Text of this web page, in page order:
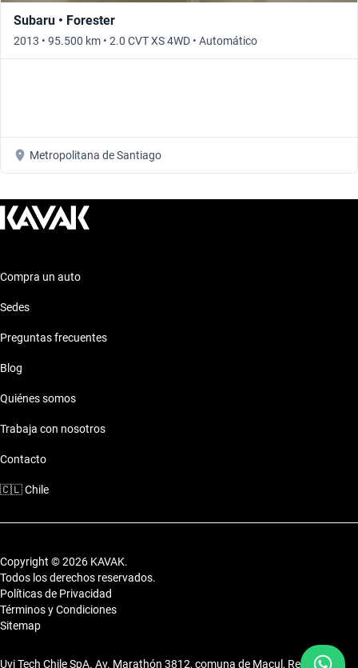
Subaru • Forester
2013 • 95.500 km • 2.0 CVT XS 4WD • Automático
Metropolitana de Santiago
Compra un auto
Sedes
Preguntas frecuentes
Blog
Quiénes somos
Trabaja con nosotros
Contacto
🇨🇱Chile
Copyright © 2026 KAVAK.
Todos los derechos reservados.
Políticas de Privacidad
Términos y Condiciones
Sitemap
Uvi Tech Chile SpA. Av. Marathón 3812, comuna de Macul, Región